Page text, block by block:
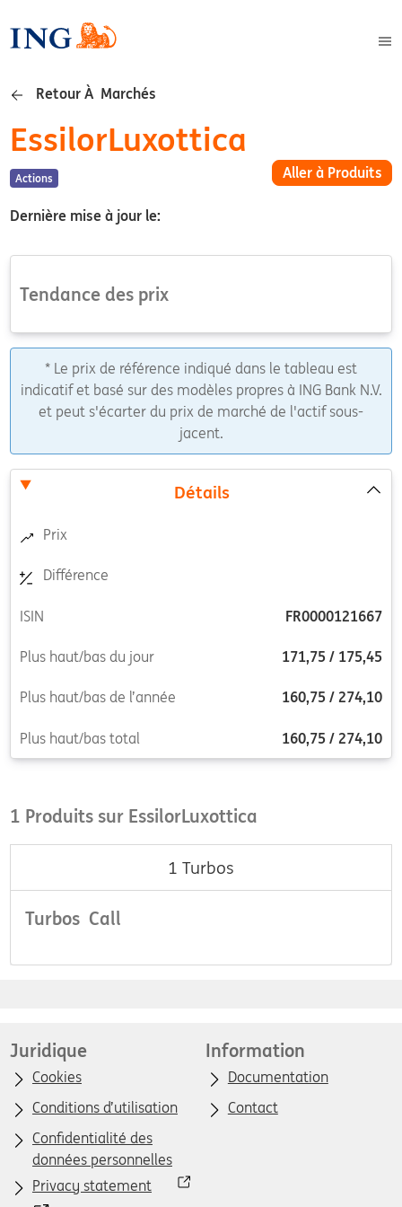
Retour À Marchés
EssilorLuxottica
Actions
Dernière mise à jour le:
Aller à Produits
Tendance des prix
* Le prix de référence indiqué dans le tableau est
indicatif et basé sur des modèles propres à ING Bank N.V.
et peut s'écarter du prix de marché de l'actif sous-
jacent.
Détails
Prix
Différence
ISIN FR0000121667
Plus haut/bas du jour 171,75 / 175,45
Plus haut/bas de l’année 160,75 / 274,10
Plus haut/bas total 160,75 / 274,10
1 Produits sur EssilorLuxottica
1 Turbos
Turbos Call
Juridique
Cookies
Conditions d’utilisation
Confidentialité des
données personnelles
Privacy statement
Information
Documentation
Contact